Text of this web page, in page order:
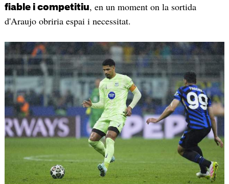
fiable i competitiu, en un moment on la sortida
d'Araujo obriria espai i necessitat.